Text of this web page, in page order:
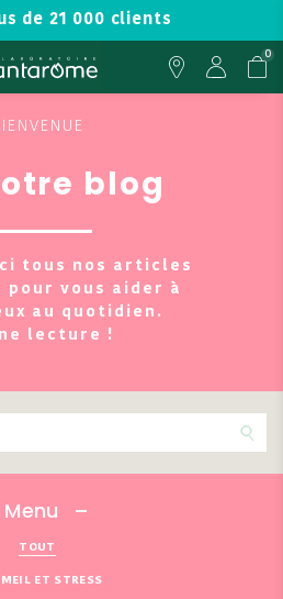
de 21 000 clients
0
blog
tous nos articles
pour vous aider à
au quotidien.
lecture !
Menu
TOUT
ET STRESS